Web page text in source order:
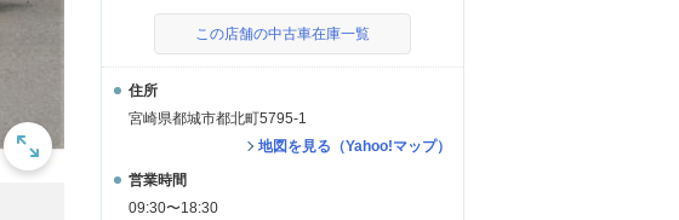
この店舗の中古車在庫一覧
住所
宮崎県都城市都北町5795-1
地図を見る（Yahoo!マップ）
営業時間
09:30〜18:30